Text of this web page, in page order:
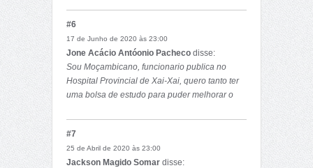
#6
17 de Junho de 2020 às 23:00
Jone Acácio Antóonio Pacheco disse:
Sou Moçambicano, funcionario publica no
Hospital Provincial de Xai-Xai, quero tanto ter
uma bolsa de estudo para puder melhorar o
tambem melhorar o meu grau academico
#7
25 de Abril de 2020 às 23:00
Jackson Magido Somar disse: